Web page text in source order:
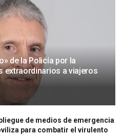
de la Policía por la
extraordinarios a viajeros
de medios de emergencia
para combatir el virulento